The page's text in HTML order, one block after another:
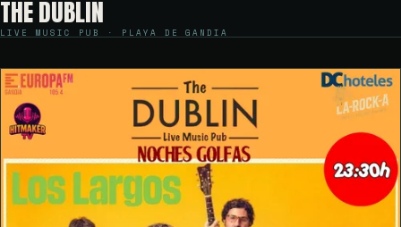
THE DUBLIN
LIVE MUSIC PUB · PLAYA DE GANDIA